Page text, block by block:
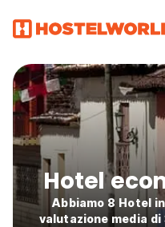
Hotel
Abbiamo 8 Hotel
valutazione media